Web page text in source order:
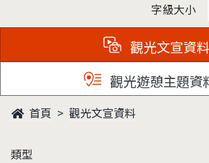
字級大小
觀光文宣資料
觀光遊憩主題資
首頁 觀光文宣資料
類型